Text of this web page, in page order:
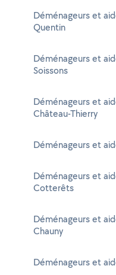
Déménageurs et
Quentin
Déménageurs et
Soissons
Déménageurs et
Château-Thierry
Déménageurs et
Déménageurs et
Cotterêts
Déménageurs et
Chauny
Déménageurs et